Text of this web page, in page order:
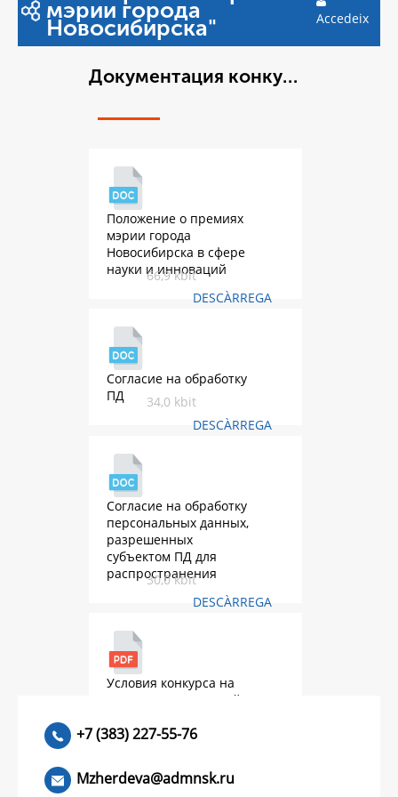
мэрии города
Новосибирска" Accedeix
Документация конкурса премий
Положение о премиях
мэрии города
Новосибирска в сфере
науки и инноваций
DESCÀRREGA
66,9 kbit
Согласие на обработку
ПД
DESCÀRREGA
34,0 kbit
Согласие на обработку
персональных данных,
разрешенных
субъектом ПД для
распространения
DESCÀRREGA
30,0 kbit
Условия конкурса на
присуждение премий
+7 (383) 227-55-76
Mzherdeva@admnsk.ru